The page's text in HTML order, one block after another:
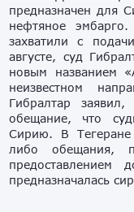
предназначен для
нефтяное
захватили с
августе, суд
новым названием
неизвестном
Гибралтар
обещание, что
Сирию. В Тегеране
либо обещания,
предоставлением
предназначалась